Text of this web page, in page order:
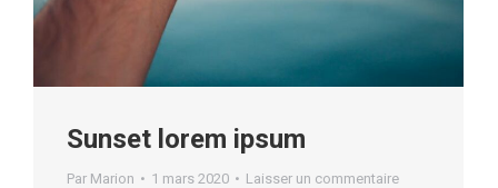
Sunset lorem ipsum
Par Marion 1 mars 2020 Laisser un commentaire